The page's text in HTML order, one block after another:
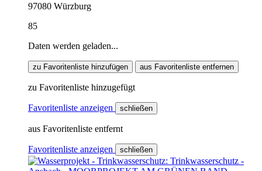
97080 Würzburg
85
Daten werden geladen...
zu Favoritenliste hinzufügen aus Favoritenliste entfernen
zu Favoritenliste hinzugefügt
Favoritenliste anzeigen schließen
aus Favoritenliste entfernt
Favoritenliste anzeigen schließen